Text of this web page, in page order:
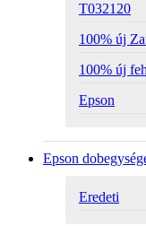
T032120
100% új
100% új
Epson
Epson
Eredeti